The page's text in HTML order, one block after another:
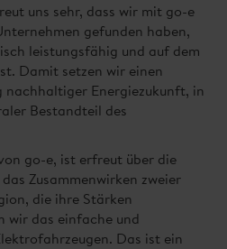
uns sehr, dass wir mit go-e
gefunden haben,
leistungsfähig und auf dem
Damit setzen wir einen
Energiezukunft, in
Bestandteil des
go-e, ist erfreut über die
Zusammenwirken zweier
die ihre Stärken
wir das einfache und
Das ist ein